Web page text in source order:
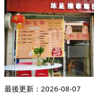
最後更新： 2026-08-07